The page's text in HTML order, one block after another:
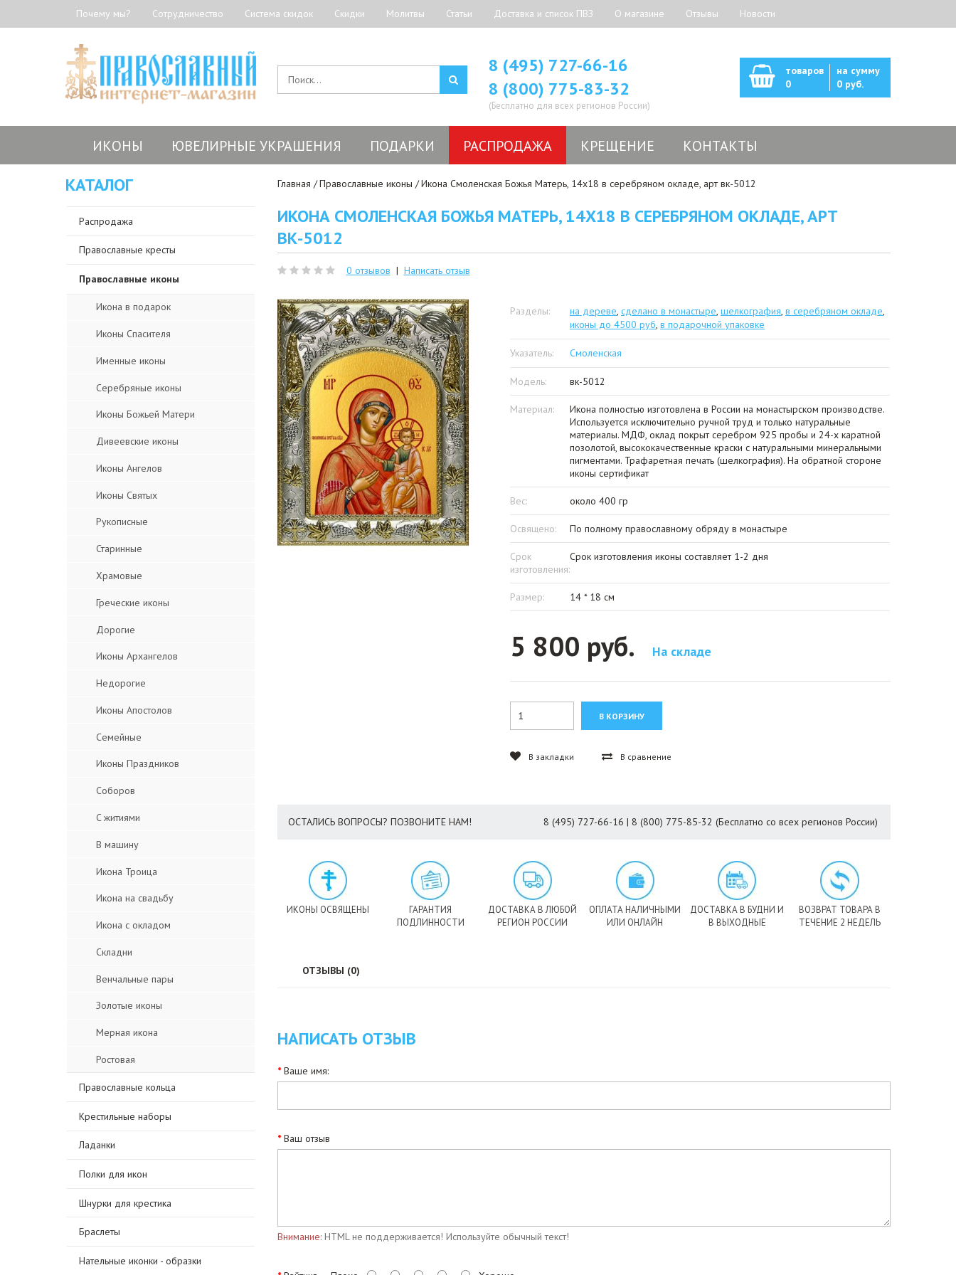
Почему мы? Сотрудничество Система скидок Скидки Молитвы Статьи Доставка и список ПВЗ О магазине Отзывы Новости
8 (495) 727-66-16
8 (800) 775-83-32
(Бесплатно для всех регионов России)
товаров
0
на сумму
0 руб.
ИКОНЫ ЮВЕЛИРНЫЕ УКРАШЕНИЯ ПОДАРКИ РАСПРОДАЖА КРЕЩЕНИЕ КОНТАКТЫ
КАТАЛОГ
Распродажа
Православные кресты
Православные иконы
Икона в подарок
Иконы Спасителя
Именные иконы
Серебряные иконы
Иконы Божьей Матери
Дивеевские иконы
Иконы Ангелов
Иконы Святых
Рукописные
Старинные
Храмовые
Греческие иконы
Дорогие
Иконы Архангелов
Недорогие
Иконы Апостолов
Семейные
Иконы Праздников
Соборов
C житиями
В машину
Икона Троица
Икона на свадьбу
Икона с окладом
Складни
Венчальные пары
Золотые иконы
Мерная икона
Ростовая
Православные кольца
Крестильные наборы
Ладанки
Полки для икон
Шнурки для крестика
Браслеты
Нательные иконки - образки
Главная Православные иконы Икона Смоленская Божья Матерь, 14x18 в серебряном окладе, арт вк-5012
ИКОНА СМОЛЕНСКАЯ БОЖЬЯ МАТЕРЬ, 14X18 В СЕРЕБРЯНОМ ОКЛАДЕ, АРТ
ВК-5012
0 отзывов | Написать отзыв
Разделы: на дереве, сделано в монастыре, шелкография, в серебряном окладе,
иконы до 4500 руб, в подарочной упаковке
Указатель: Смоленская
Модель: вк-5012
Материал:
Икона полностью изготовлена в России на монастырском производстве.
Используется исключительно ручной труд и только натуральные
материалы. МДФ, оклад покрыт серебром 925 пробы и 24-х каратной
позолотой, высококачественные краски с натуральными минеральными
пигментами. Трафаретная печать (шелкография). На обратной стороне
иконы сертификат
Вес: около 400 гр
Освящено: По полному православному обряду в монастыре
Срок
изготовления:
Срок изготовления иконы составляет 1-2 дня
Размер: 14 * 18 см
5 800 руб. На складе
В закладки В сравнение
ОСТАЛИСЬ ВОПРОСЫ? ПОЗВОНИТЕ НАМ! 8 (495) 727-66-16 | 8 (800) 775-85-32 (Бесплатно со всех регионов России)
ИКОНЫ ОСВЯЩЕНЫ
ГАРАНТИЯ
ПОДЛИННОСТИ
ДОСТАВКА В ЛЮБОЙ
РЕГИОН РОССИИ
ОПЛАТА НАЛИЧНЫМИ
ИЛИ ОНЛАЙН
ДОСТАВКА В БУДНИ И
В ВЫХОДНЫЕ
ВОЗВРАТ ТОВАРА В
ТЕЧЕНИЕ 2 НЕДЕЛЬ
ОТЗЫВЫ (0)
НАПИСАТЬ ОТЗЫВ
Ваше имя:
Ваш отзыв
Внимание:HTML не поддерживается! Используйте обычный текст!